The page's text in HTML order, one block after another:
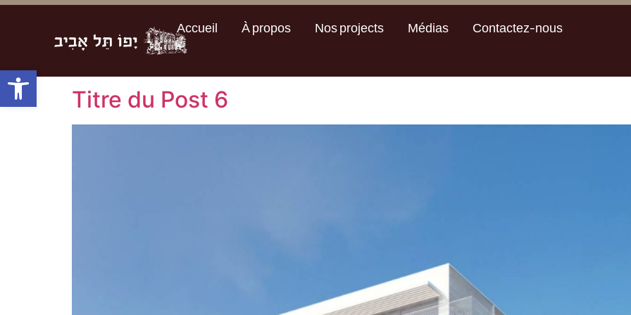
Accueil À propos Nos projects Médias Contactez-nous
Accueil À propos Nos projects Médias Contactez-nous
Titre du Post 6
Ouvrir la barre d’outils